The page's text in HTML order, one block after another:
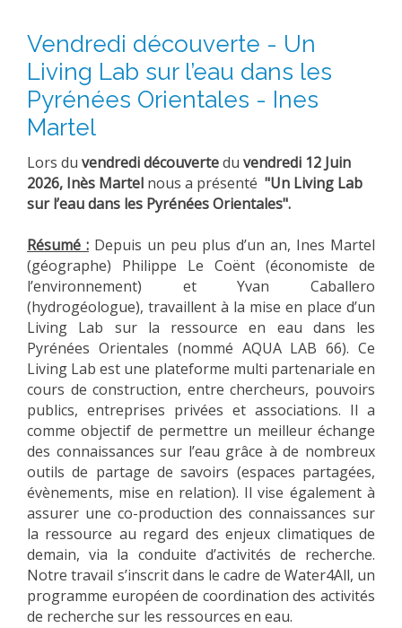
Vendredi découverte - Un
Living Lab sur l’eau dans les
Pyrénées Orientales - Ines
Martel
Lors du vendredi découvertedu vendredi 12 Juin
2026, Inès Martel nous a présenté "Un Living Lab
sur l’eau dans les Pyrénées Orientales".
Résumé : Depuis un peu plus d’un an, Ines Martel
(géographe) Philippe Le Coënt (économiste de
l’environnement) et Yvan Caballero
(hydrogéologue), travaillent à la mise en place d’un
Living Lab sur la ressource en eau dans les
Pyrénées Orientales (nommé AQUA LAB 66). Ce
Living Lab est une plateforme multi partenariale en
cours de construction, entre chercheurs, pouvoirs
publics, entreprises privées et associations. Il a
comme objectif de permettre un meilleur échange
des connaissances sur l’eau grâce à de nombreux
outils de partage de savoirs (espaces partagées,
évènements, mise en relation). Il vise également à
assurer une co-production des connaissances sur
la ressource au regard des enjeux climatiques de
demain, via la conduite d’activités de recherche.
Notre travail s’inscrit dans le cadre de Water4All, un
programme européen de coordination des activités
de recherche sur les ressources en eau.